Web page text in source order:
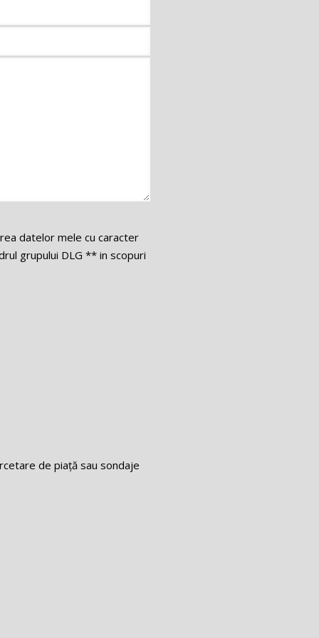
datelor mele cu caracter
grupului DLG ** in scopuri
de piață sau sondaje